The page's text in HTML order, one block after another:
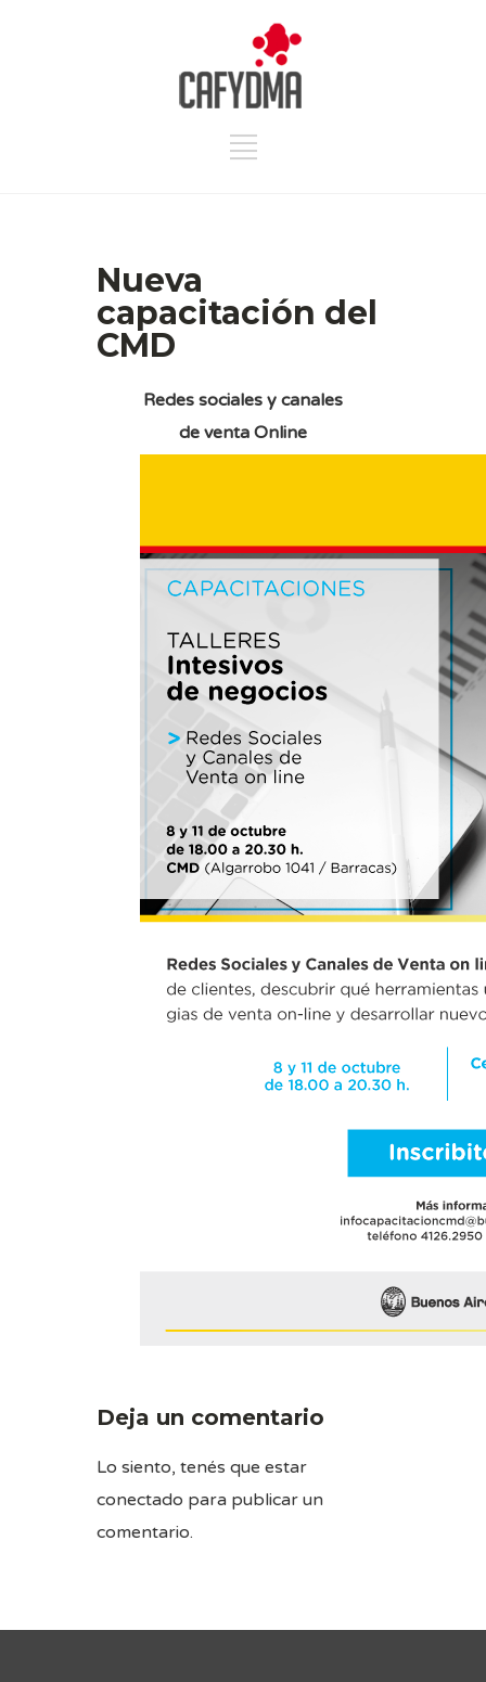
Nueva
capacitación del
CMD
Redes sociales y canales
de venta Online
Deja un comentario
Lo siento, tenés que estar
conectado para publicar un
comentario.